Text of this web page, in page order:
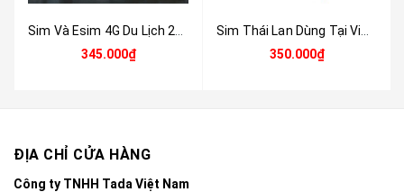
345.000₫
350.000₫
ĐỊA CHỈ CỬA HÀNG
Công ty TNHH Tada Việt Nam